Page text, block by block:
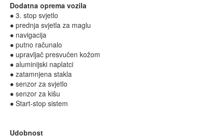
Dodatna oprema vozila
● 3. stop svjetlo
● prednja svjetla za maglu
● navigacija
● putno računalo
● upravljač presvučen kožom
● aluminijski naplatci
● zatamnjena stakla
● senzor za svjetlo
● senzor za kišu
● Start-stop sistem
Udobnost